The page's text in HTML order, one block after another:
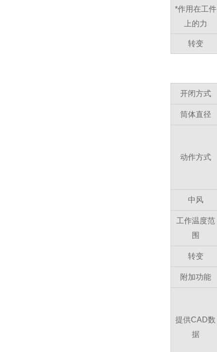
*作用在工件
上的力
转变
开闭方式
筒体直径
动作方式
中风
工作温度范
围
转变
附加功能
提供CAD数
据